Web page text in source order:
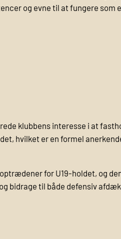
og evne til at fungere som
klubbens interesse i at
hvilket er en formel
for U19-holdet, og
bidrage til både defensiv